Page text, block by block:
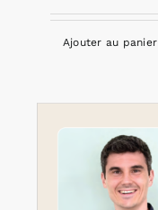
Ajouter au panier